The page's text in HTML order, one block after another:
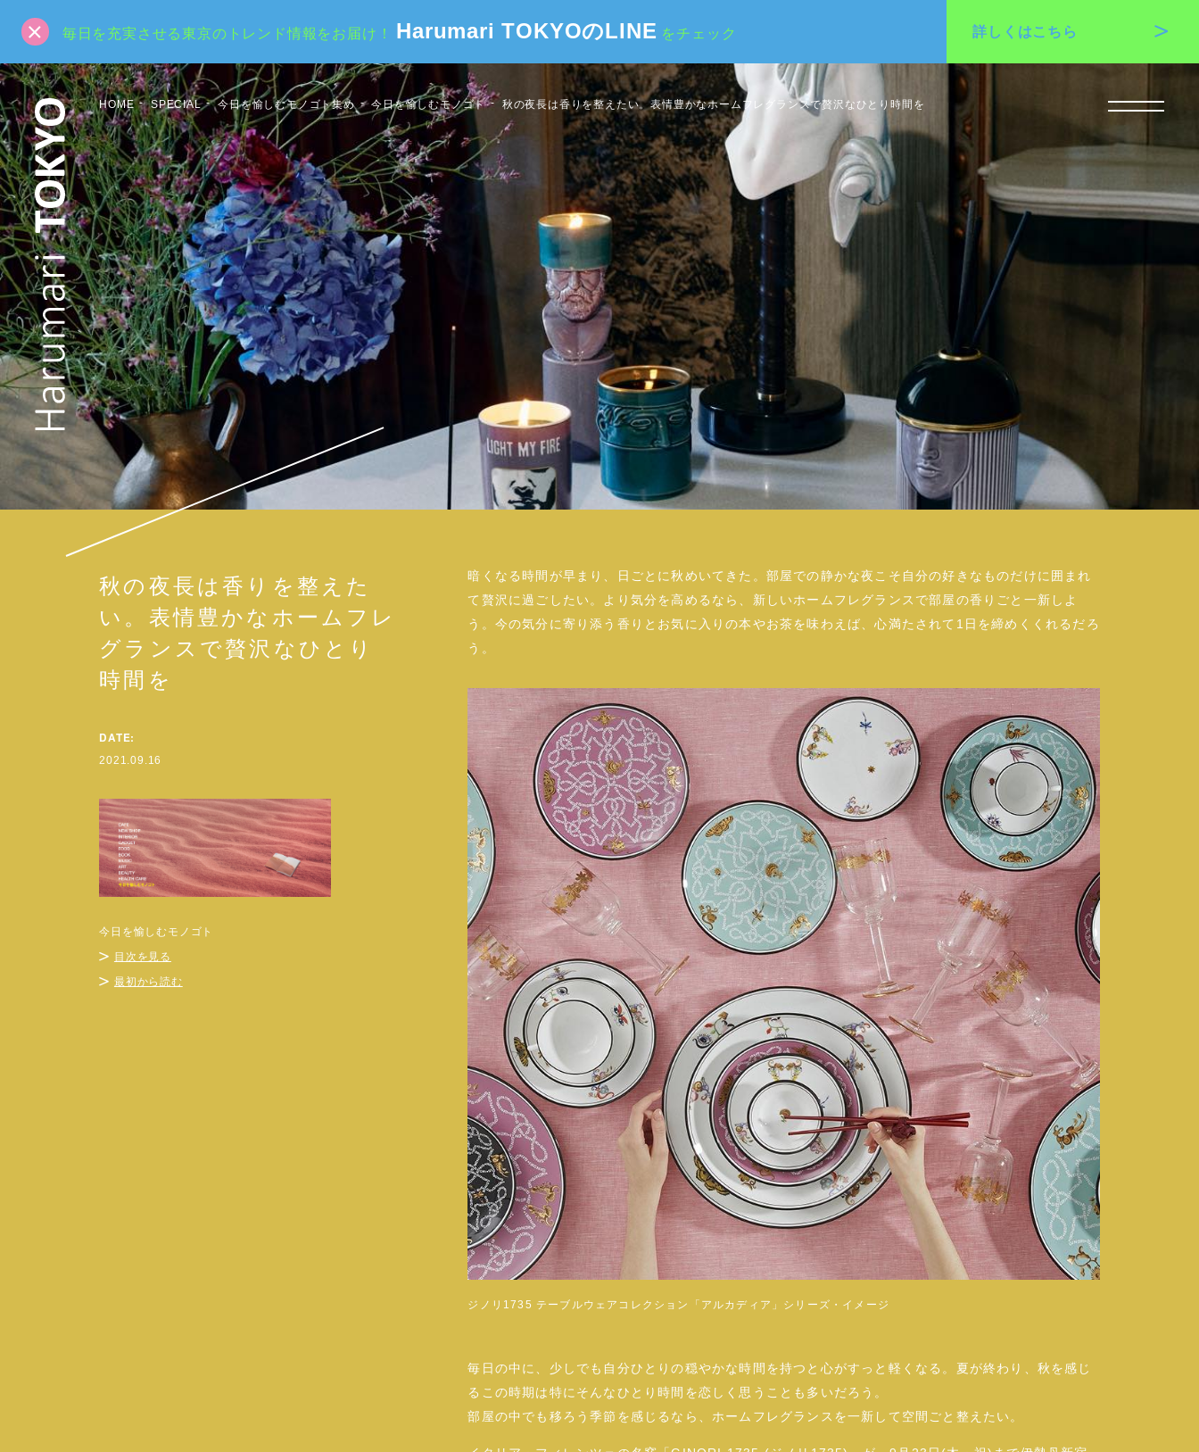
毎日を充実させる東京のトレンド情報をお届け！ Harumari TOKYOのLINE をチェック 詳しくはこちら
HOME SPECIAL 今日を愉しむモノゴト集め 今日を愉しむモノゴト 秋の夜長は香りを整えたい。表情豊かなホームフレグランスで贅沢なひとり時間を
秋の夜長は香りを整えた
い。表情豊かなホームフレ
グランスで贅沢なひとり
時間を
DATE:
2021.09.16
今日を愉しむモノゴト
目次を見る
最初から読む
暗くなる時間が早まり、日ごとに秋めいてきた。部屋での静かな夜こそ自分の好きなものだけに囲まれ
て贅沢に過ごしたい。より気分を高めるなら、新しいホームフレグランスで部屋の香りごと一新しよ
う。今の気分に寄り添う香りとお気に入りの本やお茶を味わえば、心満たされて1日を締めくくれるだろ
う。
ジノリ1735 テーブルウェアコレクション「アルカディア」シリーズ・イメージ
毎日の中に、少しでも自分ひとりの穏やかな時間を持つと心がすっと軽くなる。夏が終わり、秋を感じ
るこの時期は特にそんなひとり時間を恋しく思うことも多いだろう。
部屋の中でも移ろう季節を感じるなら、ホームフレグランスを一新して空間ごと整えたい。